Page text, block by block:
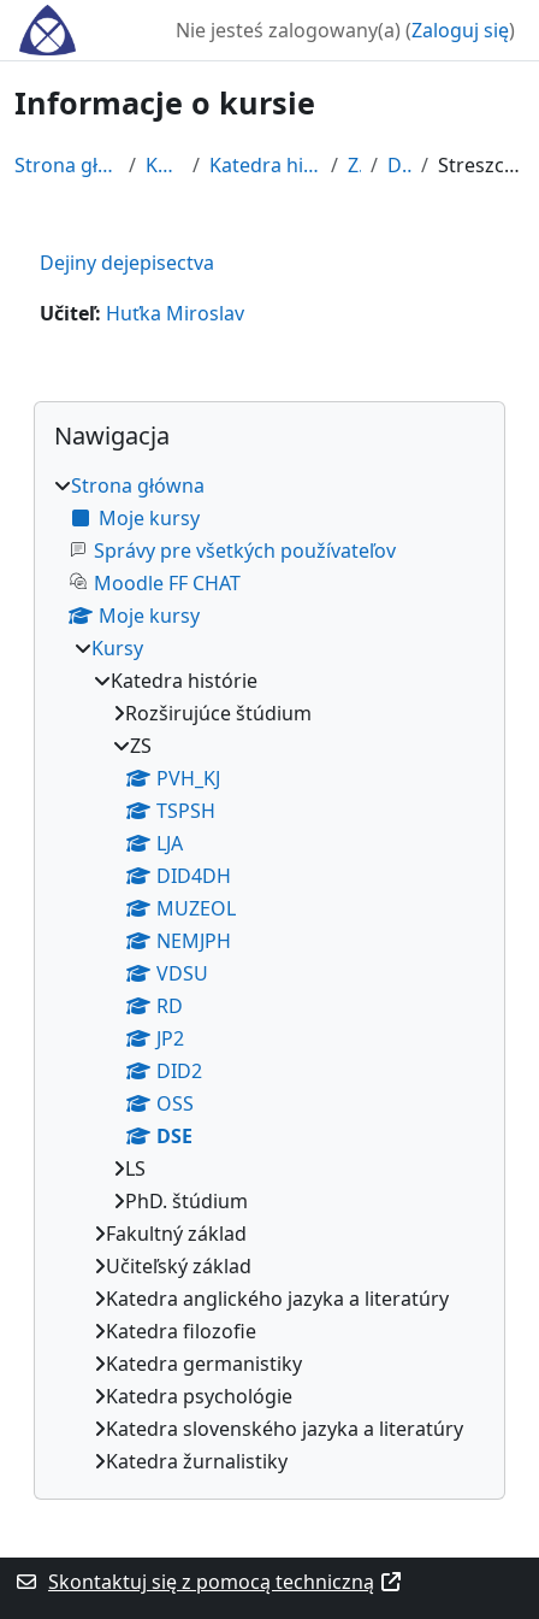
Przejdź do głównej zawartości
Nie jesteś zalogowany(a) (Zaloguj się)
Informacje o kursie
Strona główna Kursy Katedra histórie ZS DSE Streszczenie
Dejiny dejepisectva
Učiteľ: Huťka Miroslav
Bloki
Pomiń Nawigacja
Nawigacja
Strona główna
Moje kursy
Správy pre všetkých používateľov
Moodle FF CHAT
Moje kursy
Kursy
Katedra histórie
Rozširujúce štúdium
ZS
PVH_KJ
TSPSH
LJA
DID4DH
MUZEOL
NEMJPH
VDSU
RD
JP2
DID2
OSS
DSE
LS
PhD. štúdium
Fakultný základ
Učiteľský základ
Katedra anglického jazyka a literatúry
Katedra filozofie
Katedra germanistiky
Katedra psychológie
Katedra slovenského jazyka a literatúry
Katedra žurnalistiky
Bloki uzupełniające
Skontaktuj się z pomocą techniczną